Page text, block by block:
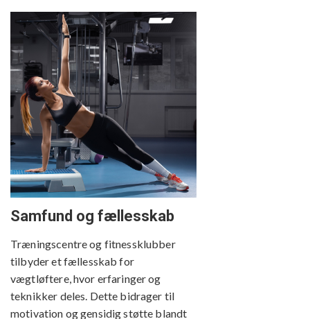
Samfund og fællesskab
Træningscentre og fitnessklubber
tilbyder et fællesskab for
vægtløftere, hvor erfaringer og
teknikker deles. Dette bidrager til
motivation og gensidig støtte blandt